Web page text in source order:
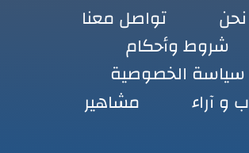
تواصل معنا
شروط وأحكام
سياسة الخصوصية
و آراء
مشاهير